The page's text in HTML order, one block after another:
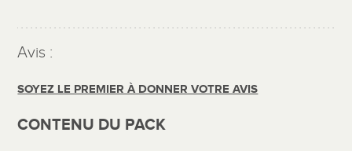
Avis :
SOYEZ LE PREMIER À DONNER VOTRE AVIS
CONTENU DU PACK